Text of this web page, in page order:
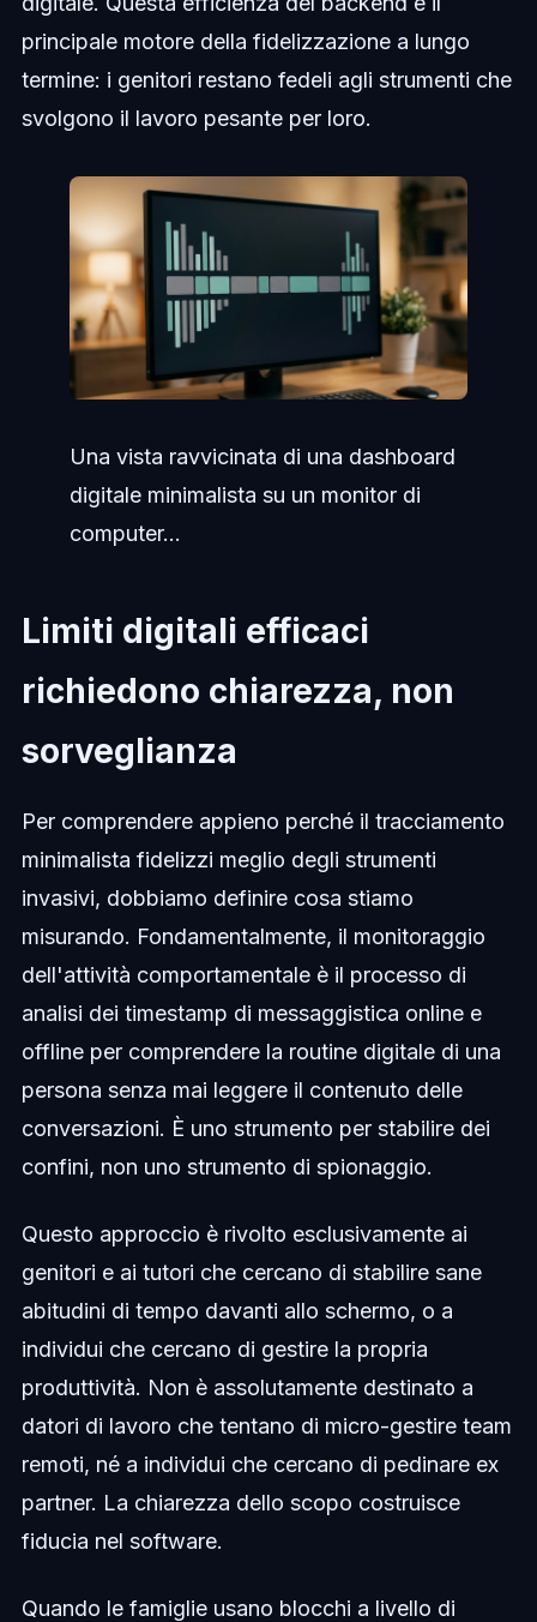
principale motore della fidelizzazione a lungo
termine: i genitori restano fedeli agli strumenti che
svolgono il lavoro pesante per loro.
Una vista ravvicinata di una dashboard
digitale minimalista su un monitor di
computer...
Limiti digitali efficaci
richiedono chiarezza, non
sorveglianza
Per comprendere appieno perché il tracciamento
minimalista fidelizzi meglio degli strumenti
invasivi, dobbiamo definire cosa stiamo
misurando. Fondamentalmente, il monitoraggio
dell'attività comportamentale è il processo di
analisi dei timestamp di messaggistica online e
offline per comprendere la routine digitale di una
persona senza mai leggere il contenuto delle
conversazioni. È uno strumento per stabilire dei
confini, non uno strumento di spionaggio.
Questo approccio è rivolto esclusivamente ai
genitori e ai tutori che cercano di stabilire sane
abitudini di tempo davanti allo schermo, o a
individui che cercano di gestire la propria
produttività. Non è assolutamente destinato a
datori di lavoro che tentano di micro-gestire team
remoti, né a individui che cercano di pedinare ex
partner. La chiarezza dello scopo costruisce
fiducia nel software.
Quando le famiglie usano blocchi a livello di